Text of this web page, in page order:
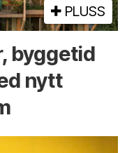
PLUSS
byggetid
nytt